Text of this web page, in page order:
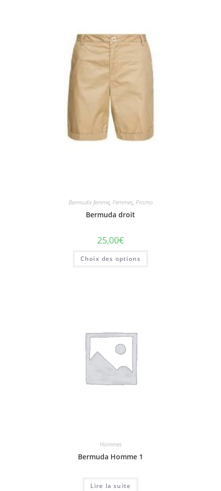
Bermuda femme, Femmes, Promo
Bermuda droit
25,00€
Choix des options
Hommes
Bermuda Homme 1
Lire la suite